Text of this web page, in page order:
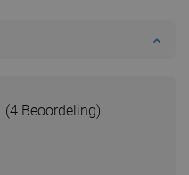
(4 Beoordeling)